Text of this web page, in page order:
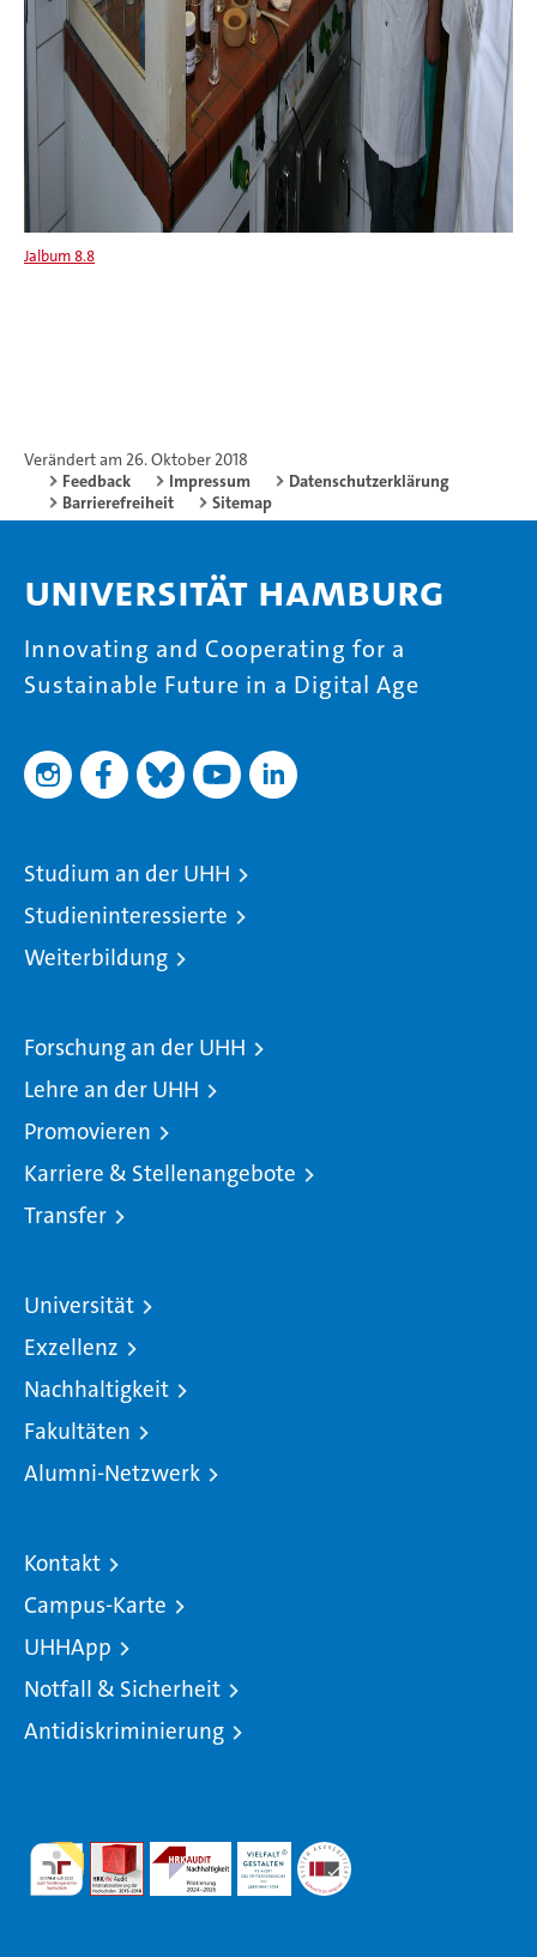
Jalbum 8.8
Verändert am 26. Oktober 2018
Feedback
Impressum
Datenschutzerklärung
Barrierefreiheit
Sitemap
Universität Hamburg
Innovating and Cooperating for a
Sustainable Future in a Digital Age
Studium an der UHH
Studieninteressierte
Weiterbildung
Forschung an der UHH
Lehre an der UHH
Promovieren
Karriere & Stellenangebote
Transfer
Universität
Exzellenz
Nachhaltigkeit
Fakultäten
Alumni-Netzwerk
Kontakt
Campus-Karte
UHHApp
Notfall & Sicherheit
Antidiskriminierung